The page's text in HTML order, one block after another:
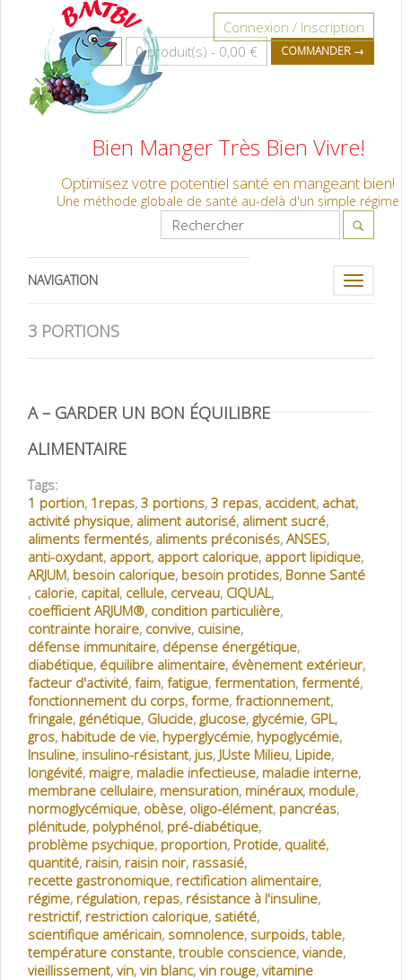
Bien Manger Très Bien Vivre!
Optimisez votre potentiel santé en mangeant bien!
Une méthode globale de santé au-delà d'un simple régime
0 produit(s) - 0,00 € COMMANDER →
Connexion / Inscription
Toggle
NAVIGATION
3 PORTIONS
A – GARDER UN BON ÉQUILIBRE
ALIMENTAIRE
Tags:
1 portion, 1repas, 3 portions, 3 repas, accident, achat,
activité physique, aliment autorisé, aliment sucré,
aliments fermentés, aliments préconisés, ANSES,
anti-oxydant, apport, apport calorique, apport lipidique,
ARJUM, besoin calorique, besoin protides, Bonne Santé
, calorie, capital, cellule, cerveau, CIQUAL,
coefficient ARJUM®, condition particulière,
contrainte horaire, convive, cuisine,
défense immunitaire, dépense énergétique,
diabétique, équilibre alimentaire, évènement extérieur,
facteur d'activité, faim, fatigue, fermentation, fermenté,
fonctionnement du corps, forme, fractionnement,
fringale, génétique, Glucide, glucose, glycémie, GPL,
gros, habitude de vie, hyperglycémie, hypoglycémie,
Insuline, insulino-résistant, jus, JUste Milieu, Lipide,
longévité, maigre, maladie infectieuse, maladie interne,
membrane cellulaire, mensuration, minéraux, module,
normoglycémique, obèse, oligo-élément, pancréas,
plénitude, polyphénol, pré-diabétique,
problème psychique, proportion, Protide, qualité,
quantité, raisin, raisin noir, rassasié,
recette gastronomique, rectification alimentaire,
régime, régulation, repas, résistance à l'insuline,
restrictif, restriction calorique, satiété,
scientifique américain, somnolence, surpoids, table,
température constante, trouble conscience, viande,
vieillissement, vin, vin blanc, vin rouge, vitamine